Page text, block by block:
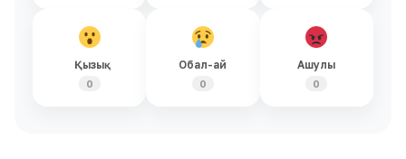
Қызық
0
Обал-ай
0
Ашулы
0